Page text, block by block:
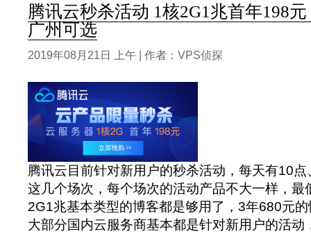
腾讯云秒杀活动 1核2G1兆首年198
广州可选
2019年08月21日 上午 | 作者：VPS侦探
腾讯云目前针对新用户的秒杀活动，每天有10
这几个场次，每个场次的活动产品不大一样，最
2G1兆基本类型的博客都是够用了，3年680元
大部分国内云服务商基本都是针对新用户的活动